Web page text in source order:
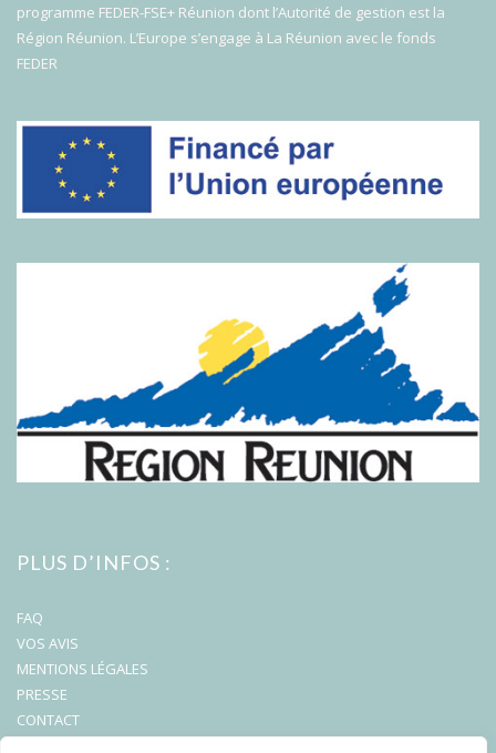
programme FEDER-FSE+ Réunion dont l’Autorité de gestion est la
Région Réunion. L’Europe s’engage à La Réunion avec le fonds
FEDER
PLUS D’INFOS :
FAQ
VOS AVIS
MENTIONS LÉGALES
PRESSE
CONTACT